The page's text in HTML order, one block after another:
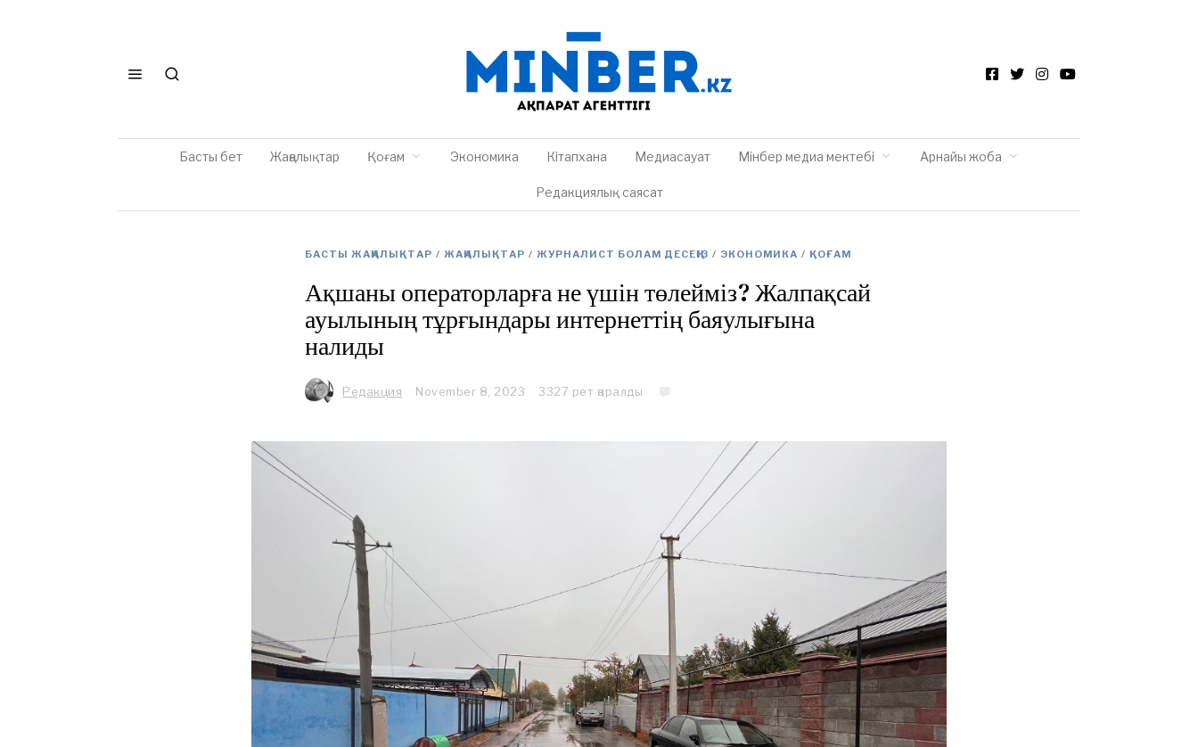
Басты бет Жаңалықтар Қоғам Экономика Кітапхана Медиасауат Мінбер медиа мектебі Арнайы жоба
Редакциялық саясат
БАСТЫ ЖАҢАЛЫҚТАР / ЖАҢАЛЫҚТАР / ЖУРНАЛИСТ БОЛАМ ДЕСЕҢІЗ / ЭКОНОМИКА / ҚОҒАМ
Ақшаны операторларға не үшін төлейміз? Жалпақсай
ауылының тұрғындары интернеттің баяулығына
налиды
Редакция November 8, 2023 3327 рет қаралды